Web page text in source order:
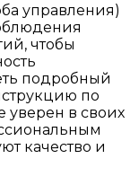
управления)
чтобы
подробный
по
уверен в своих
качество и